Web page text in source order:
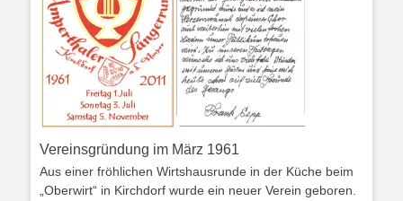
Vereinsgründung im März 1961
Aus einer fröhlichen Wirtshausrunde in der Küche beim
„Oberwirt“ in Kirchdorf wurde ein neuer Verein geboren.